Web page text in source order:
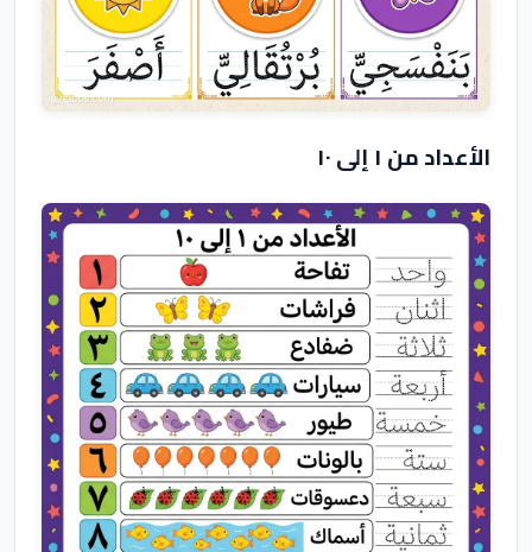
الأعداد من ١ إلى ١٠